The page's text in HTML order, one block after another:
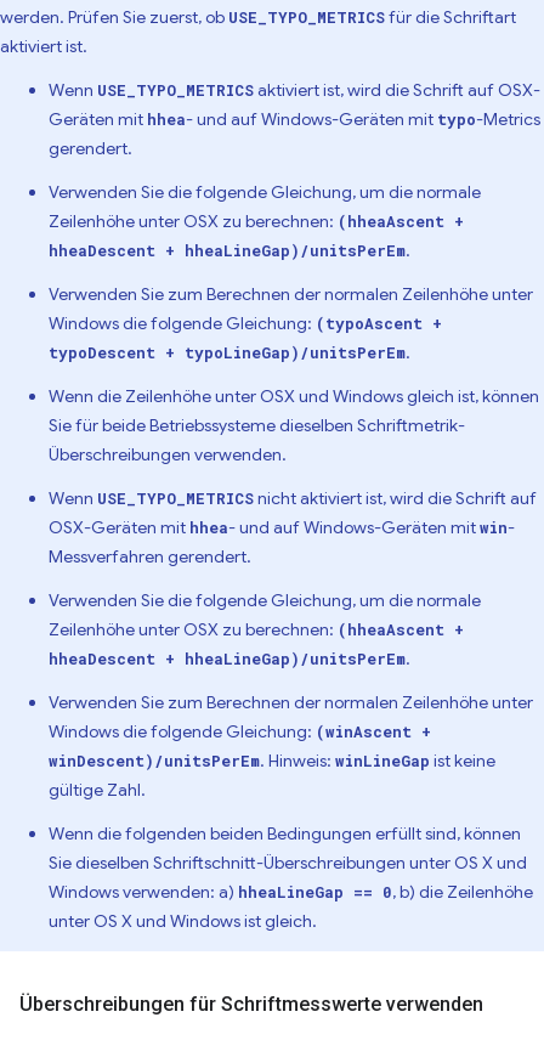
werden. Prüfen Sie zuerst, ob USE_TYPO_METRICSfür die Schriftart
aktiviert ist.
Wenn USE_TYPO_METRICSaktiviert ist, wird die Schrift auf OSX-
Geräten mit hhea- und auf Windows-Geräten mit typo-Metrics
gerendert.
Verwenden Sie die folgende Gleichung, um die normale
Zeilenhöhe unter OSX zu berechnen: (hheaAscent +
hheaDescent + hheaLineGap)/unitsPerEm.
Verwenden Sie zum Berechnen der normalen Zeilenhöhe unter
Windows die folgende Gleichung: (typoAscent +
typoDescent + typoLineGap)/unitsPerEm.
Wenn die Zeilenhöhe unter OSX und Windows gleich ist, können
Sie für beide Betriebssysteme dieselben Schriftmetrik-
Überschreibungen verwenden.
Wenn USE_TYPO_METRICSnicht aktiviert ist, wird die Schrift auf
OSX-Geräten mit hhea- und auf Windows-Geräten mitwin-
Messverfahren gerendert.
Verwenden Sie die folgende Gleichung, um die normale
Zeilenhöhe unter OSX zu berechnen: (hheaAscent +
hheaDescent + hheaLineGap)/unitsPerEm.
Verwenden Sie zum Berechnen der normalen Zeilenhöhe unter
Windows die folgende Gleichung: (winAscent +
winDescent)/unitsPerEm. Hinweis: winLineGap ist keine
gültige Zahl.
Wenn die folgenden beiden Bedingungen erfüllt sind, können
Sie dieselben Schriftschnitt-Überschreibungen unter OS X und
Windows verwenden: a) hheaLineGap == 0, b) die Zeilenhöhe
unter OS X und Windows ist gleich.
Überschreibungen für Schriftmesswerte verwenden